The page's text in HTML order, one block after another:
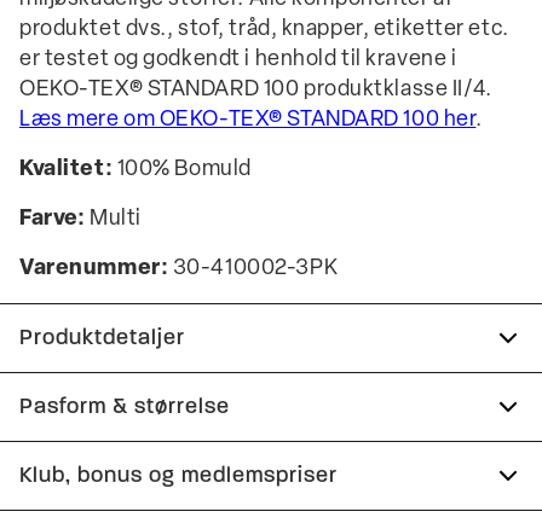
produktet dvs., stof, tråd, knapper, etiketter etc.
er testet og godkendt i henhold til kravene i
OEKO-TEX® STANDARD 100 produktklasse II/4.
Læs mere om OEKO-TEX® STANDARD 100 her.
Kvalitet: 100% Bomuld
Farve: Multi
Varenummer: 30-410002-3PK
Produktdetaljer
De melerede T-shirts er lavet i bomuldsblend.
Print henover brystet.
Logomærke nederst på venstre side.
Pasform & størrelse
Fit:Relaxed fit
Klub, bonus og medlemspriser